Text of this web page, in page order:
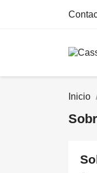
Inicio